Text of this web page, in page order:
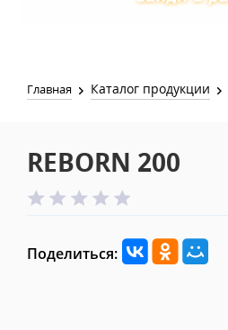
Главная Каталог продукции
REBORN 200
Поделиться: